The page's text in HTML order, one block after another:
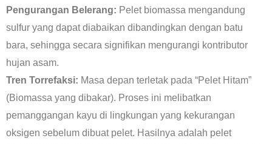
Pengurangan Belerang: Pelet biomassa mengandung
sulfur yang dapat diabaikan dibandingkan dengan batu
bara, sehingga secara signifikan mengurangi kontributor
hujan asam.
Tren Torrefaksi: Masa depan terletak pada “Pelet Hitam”
(Biomassa yang dibakar). Proses ini melibatkan
pemanggangan kayu di lingkungan yang kekurangan
oksigen sebelum dibuat pelet. Hasilnya adalah pelet